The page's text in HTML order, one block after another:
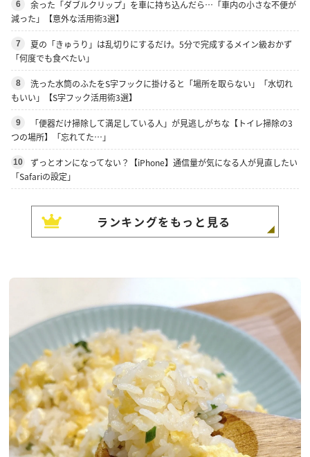
6
余った「ダブルクリップ」を車に持ち込んだら…「車内の小さな不便が
減った」【意外な活用術3選】
7
夏の「きゅうり」は乱切りにするだけ。5分で完成するメイン級おかず
「何度でも食べたい」
8
洗った水筒のふたをS字フックに掛けると「場所を取らない」「水切れ
もいい」【S字フック活用術3選】
9
「便器だけ掃除して満足している人」が見逃しがちな【トイレ掃除の3
つの場所】「忘れてた…」
10
ずっとオンになってない？【iPhone】通信量が気になる人が見直したい
「Safariの設定」
ランキングをもっと見る